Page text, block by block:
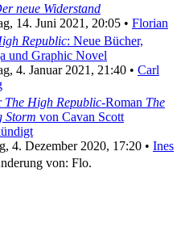
neue Widerstand
14. Juni 2021, 20:05 • Florian
Republic: Neue Bücher,
und Graphic Novel
4. Januar 2021, 21:40 • Carl
The High Republic-Roman The
Storm von Cavan Scott
4. Dezember 2020, 17:20 • Ines
von: Flo.